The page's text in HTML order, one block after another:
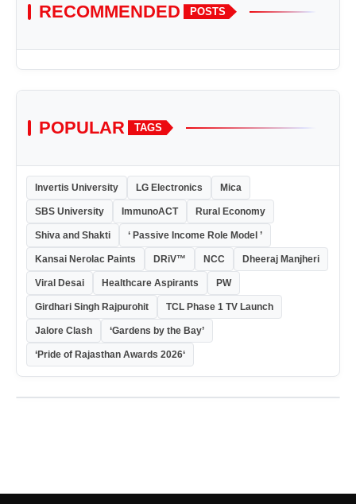
RECOMMENDED POSTS
POPULAR TAGS
Invertis University LG Electronics Mica
SBS University ImmunoACT Rural Economy
Shiva and Shakti ‘ Passive Income Role Model ’
Kansai Nerolac Paints DRiV™ NCC Dheeraj Manjheri
Viral Desai Healthcare Aspirants PW
Girdhari Singh Rajpurohit TCL Phase 1 TV Launch
Jalore Clash ‘Gardens by the Bay’
‘Pride of Rajasthan Awards 2026‘